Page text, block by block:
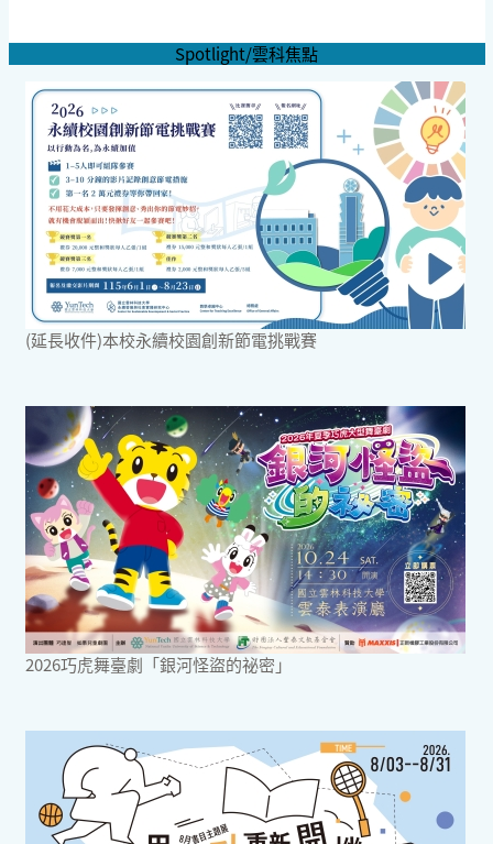
Spotlight/雲科焦點
(延長收件)本校永續校園創新節電挑戰賽
2026巧虎舞臺劇「銀河怪盜的祕密」